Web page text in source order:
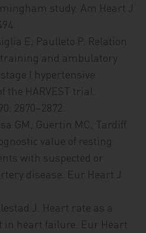
study. Am Heart J
E, Paulleto P. Relation
and ambulatory
I hypertensive
the HARVEST trial.
2870–2872.
GM, Guertin MC, Tardiff
value of resting
with suspected or
disease. Eur Heart J
J. Heart rate as a
in heart failure. Eur Heart